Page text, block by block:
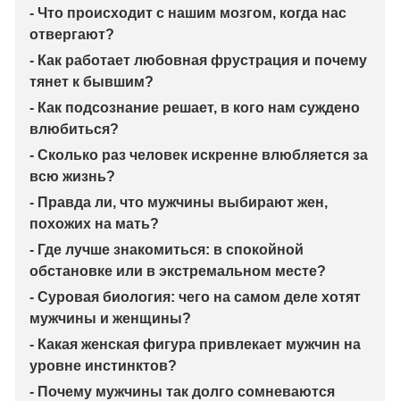
- Что происходит с нашим мозгом, когда нас
отвергают?
- Как работает любовная фрустрация и почему
тянет к бывшим?
- Как подсознание решает, в кого нам суждено
влюбиться?
- Сколько раз человек искренне влюбляется за
всю жизнь?
- Правда ли, что мужчины выбирают жен,
похожих на мать?
- Где лучше знакомиться: в спокойной
обстановке или в экстремальном месте?
- Суровая биология: чего на самом деле хотят
мужчины и женщины?
- Какая женская фигура привлекает мужчин на
уровне инстинктов?
- Почему мужчины так долго сомневаются